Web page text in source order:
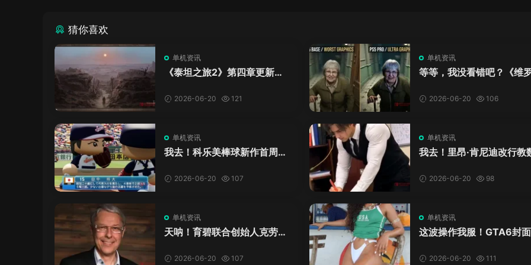
猜你喜欢
单机资讯
《泰坦之旅2》第四章更新来
C！2026-06-20 121
单机资讯
等等，我没看错吧？《维
加料？
2026-06-20 106
单机资讯
我去！科乐美棒球新作首周十
口！2026-06-20 107
单机资讯
我去！里昂·肯尼迪改行教
格！2026-06-20 98
单机资讯
天呐！育碧联合创始人克劳德
岁 2026-06-20 107
单机资讯
这波操作我服！GTA6封面
模式又上线了
2026-06-20 111